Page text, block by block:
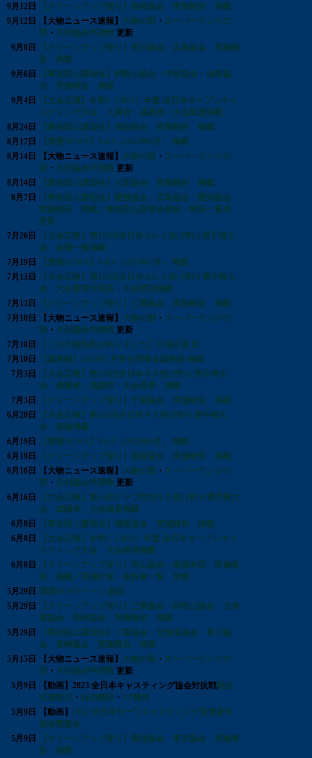
9月12日
【クリーンアップ便り】島根協会 実施報告 掲載
9月12日
【大物ニュース速報】 大物の部 ・ スーパーランクの
部 ・ 月別協会申請数 更新
9月8日
【クリーンアップ便り】香川協会・広島協会 実施報
告 掲載
9月6日
【事故防止講習会】和歌山協会・中部協会・徳島協
会 実施報告 掲載
9月4日
【大会広報】令和5（2023）年度 全日本オープンキャ
スティング大会 入賞者・成績表・大会風景掲載
8月24日
【事故防止講習会】高知協会 実施報告 掲載
8月17日
【環境NEWS】Vol.5（2023年8月） 掲載
8月14日
【大物ニュース速報】 大物の部 ・ スーパーランクの
部 ・ 月別協会申請数 更新
8月14日
【事故防止講習会】大阪協会 実施報告 掲載
8月7日
【事故防止講習会】愛媛協会・広島協会・愛知協会
実施報告 掲載／事故防止講習会登録・報告一覧表
更新
7月26日
【大会広報】第119回全日本カレイ投げ釣り選手権大
会 会場一覧掲載
7月19日
【環境NEWS】Vol.4（2023年7月） 掲載
7月13日
【大会広報】第119回全日本カレイ投げ釣り選手権大
会 大会運営日程表・大会要項掲載
7月13日
【クリーンアップ便り】三重協会 実施報告 掲載
7月10日
【大物ニュース速報】 大物の部 ・ スーパーランクの
部 ・ 月別協会申請数 更新
7月10日
【この大物魚私が釣りました】片桐正俊 氏
7月10日
【議事録】2023年7月常任理事会議事録 掲載
7月3日
【大会広報】第118回全日本キス投げ釣り選手権大
会 優勝者・成績表・大会風景 掲載
7月3日
【クリーンアップ便り】千葉協会 実施報告 掲載
6月20日
【大会広報】第118回全日本キス投げ釣り選手権大
会 速報掲載
6月19日
【環境NEWS】Vol.3（2023年6月） 掲載
6月19日
【クリーンアップ便り】備後協会 実施報告 掲載
6月16日
【大物ニュース速報】 大物の部 ・ スーパーランクの
部 ・ 月別協会申請数 更新
6月16日
【大会広報】第55回クラブ対抗キス投げ釣り選手権大
会 成績表・大会風景掲載
6月8日
【事故防止講習会】備後協会 実施報告 掲載
6月8日
【大会広報】令和5（2023）年度 全日本オープンキャ
スティング大会 大会要項掲載
6月8日
【クリーンアップ便り】岡山協会・連盟本部 実施報
告 掲載／実施計画・報告書一覧 更新
5月29日 環境NEWSページ 新設
5月29日
【クリーンアップ便り】三重協会・和歌山協会・北海
道協会・長崎協会 実施報告 掲載
5月29日
【事故防止講習会】三重協会・北海道協会・香川協
会・長崎協会 実施報告 掲載
5月15日
【大物ニュース速報】 大物の部 ・ スーパーランクの
部 ・ 月別協会申請数 更新
5月9日
【動画】2023 全日本キャスティング協会対抗戦開会
式表彰式 ・ 自由種目 ・ ST種目
5月9日
【動画】 2023 全日本サーフキャスティング連盟新年
総会懇親会
5月9日
【クリーンアップ便り】愛知協会・東京協会 実施報
告 掲載